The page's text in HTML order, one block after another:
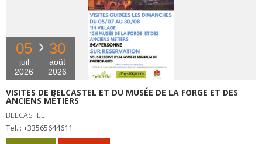
05
juil
2026
30
août
2026
VISITES DE BELCASTEL ET DU MUSÉE DE LA FORGE ET DES
ANCIENS MÉTIERS
BELCASTEL
tel. : +33565644611